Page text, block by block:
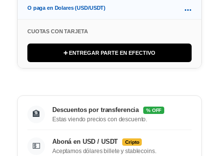
O paga en Dolares (USD/USDT) ...
CUOTAS CON TARJETA
➕ ENTREGAR PARTE EN EFECTIVO
🏦 Descuentos por transferencia % OFF
Estas viendo precios con descuento.
💵 Aboná en USD / USDT Cripto
Aceptamos dólares billete y stablecoins.